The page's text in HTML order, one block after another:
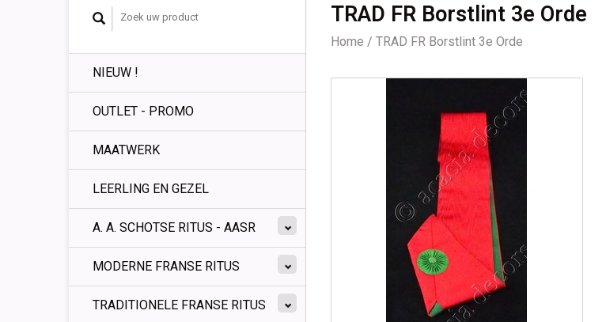
NIEUW !
OUTLET - PROMO
MAATWERK
LEERLING EN GEZEL
A. A. SCHOTSE RITUS - AASR
MODERNE FRANSE RITUS
TRADITIONELE FRANSE RITUS
TRAD FR Borstlint 3e Orde
Home / TRAD FR Borstlint 3e Orde